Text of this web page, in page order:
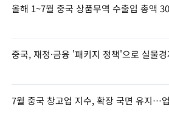
올해 1~7월 중국 상품무역 수출입 총액
중국, 재정·금융 '패키지 정책'으로 실물경
7월 중국 창고업 지수, 확장 국면 유지…